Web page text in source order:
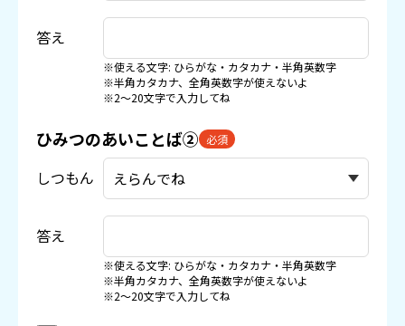
答え
※使える文字: ひらがな・カタカナ・半角英数字
※半角カタカナ、全角英数字が使えないよ
※2〜20文字で入力してね
ひみつのあいことば② 必須
しつもん
答え
※使える文字: ひらがな・カタカナ・半角英数字
※半角カタカナ、全角英数字が使えないよ
※2〜20文字で入力してね